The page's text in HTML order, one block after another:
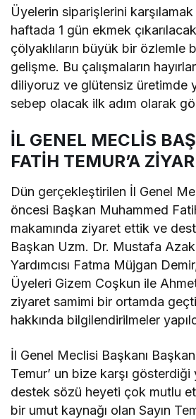
Üyelerin siparişlerini
haftada 1 gün ekmek
çölyaklıların büyük bir özlemle
gelişme. Bu çalışmaların
diliyoruz ve glütensiz üretimde
sebep olacak ilk adım olarak
İL GENEL MECLİS
FATİH TEMUR’A
Dün gerçekleştirilen İl Genel
öncesi Başkan Muhammed
makamında ziyaret ettik ve
Başkan Uzm. Dr. Mustafa
Yardımcısı Fatma Müjgan
Üyeleri Gizem Coşkun ile Ahmet
ziyaret samimi bir ortamda
hakkında bilgilendirilmeler
İl Genel Meclisi Başkanı
Temur’ un bize karşı gösterdiği
destek sözü heyeti çok mutlu
bir umut kaynağı olan Sayın